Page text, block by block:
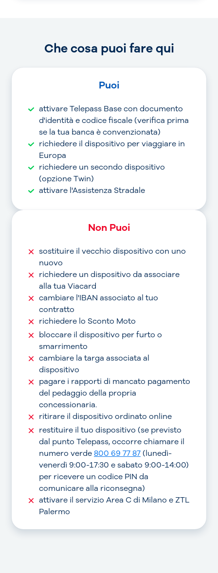
Che cosa puoi fare qui
Puoi
attivare Telepass Base con documento
d'identità e codice fiscale (verifica prima
se la tua banca è convenzionata)
richiedere il dispositivo per viaggiare in
Europa
richiedere un secondo dispositivo
(opzione Twin)
attivare l'Assistenza Stradale
Non Puoi
sostituire il vecchio dispositivo con uno
nuovo
richiedere un dispositivo da associare
alla tua Viacard
cambiare l'IBAN associato al tuo
contratto
richiedere lo Sconto Moto
bloccare il dispositivo per furto o
smarrimento
cambiare la targa associata al
dispositivo
pagare i rapporti di mancato pagamento
del pedaggio della propria
concessionaria.
ritirare il dispositivo ordinato online
restituire il tuo dispositivo (se previsto
dal punto Telepass, occorre chiamare il
numero verde800 69 77 87(lunedì-
venerdì 9:00-17:30 e sabato 9:00-14:00)
per ricevere un codice PIN da
comunicare alla riconsegna)
attivare il servizio Area C di Milano e ZTL
Palermo